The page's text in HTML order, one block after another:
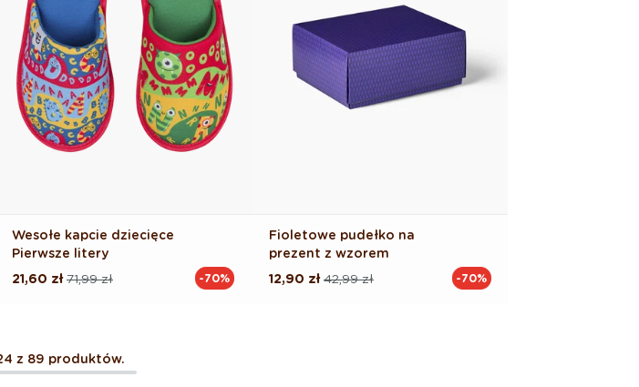
Wesołe kapcie dziecięce
Pierwsze litery
Cena
71,99 zł
Cena
21,60 zł -70%
Fioletowe pudełko na
prezent z wzorem
Cena
42,99 zł
Cena
12,90 zł -70%
z 89 produktów.